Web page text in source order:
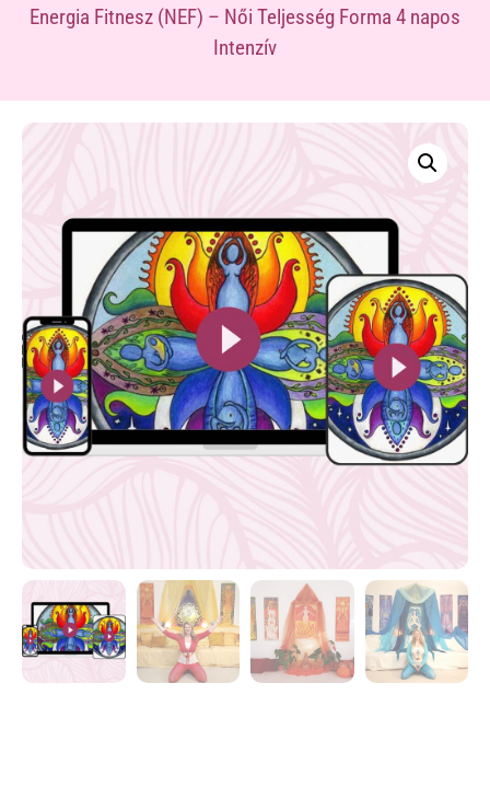
Energia Fitnesz (NEF) – Női Teljesség Forma 4 napos
Intenzív